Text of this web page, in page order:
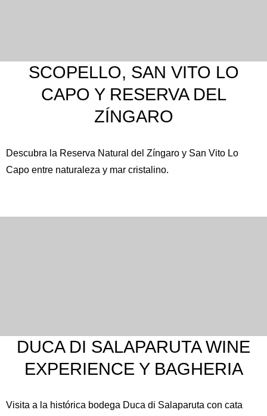
SCOPELLO, SAN VITO LO
CAPO Y RESERVA DEL
ZÍNGARO
Descubra la Reserva Natural del Zíngaro y San Vito Lo
Capo entre naturaleza y mar cristalino.
DUCA DI SALAPARUTA WINE
EXPERIENCE Y BAGHERIA
Visita a la histórica bodega Duca di Salaparuta con cata